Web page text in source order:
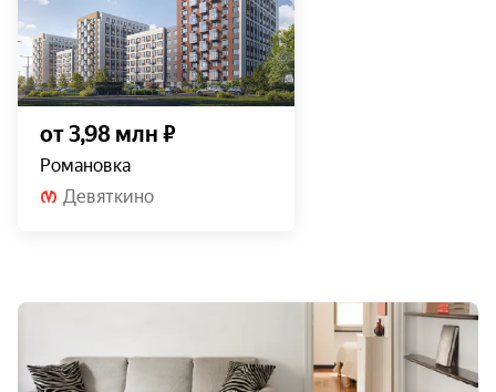
от 3,98 млн ₽
Романовка
Девяткино